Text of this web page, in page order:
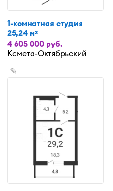
1-комнатная студия
25,24 м2
4 605 000 руб.
Комета-Октябрьский
✎